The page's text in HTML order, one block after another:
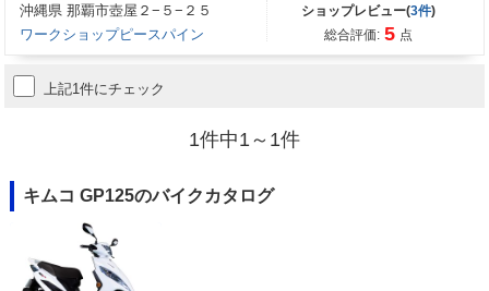
沖縄県 那覇市壺屋２−５−２５
ワークショップピースパイン
ショップレビュー(3件)
総合評価: 5 点
上記1件にチェック
1件中1～1件
キムコ GP125のバイクカタログ